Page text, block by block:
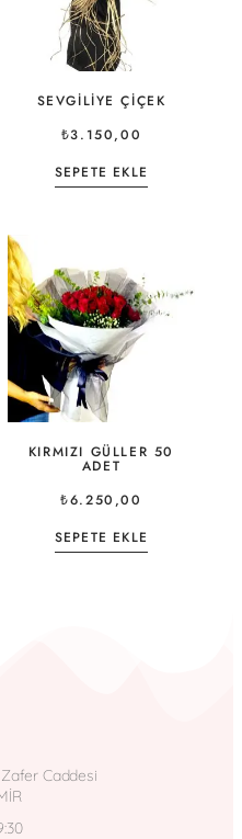
SEVGILIYE ÇIÇEK
₺3.150,00
SEPETE EKLE
KIRMIZI GÜLLER 50
ADET
₺6.250,00
SEPETE EKLE
Caddesi